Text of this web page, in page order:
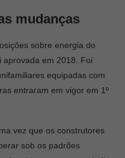
mudanças
sobre energia do
em 2018. Foi
equipadas com
entraram em vigor em 1º
vez que os construtores
sob os padrões